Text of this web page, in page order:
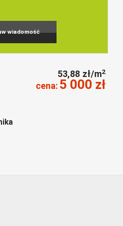
wiadomość
53,88 zł/m2
cena: 5 000 zł